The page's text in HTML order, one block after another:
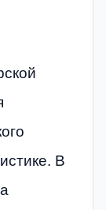
В